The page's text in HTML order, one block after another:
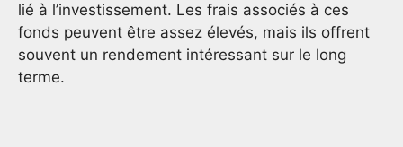
lié à l’investissement. Les frais associés à ces
fonds peuvent être assez élevés, mais ils offrent
souvent un rendement intéressant sur le long
terme.